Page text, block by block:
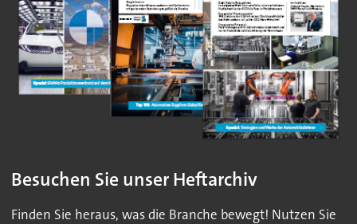
Besuchen Sie unser Heftarchiv
Finden Sie heraus, was die Branche bewegt! Nutzen Sie